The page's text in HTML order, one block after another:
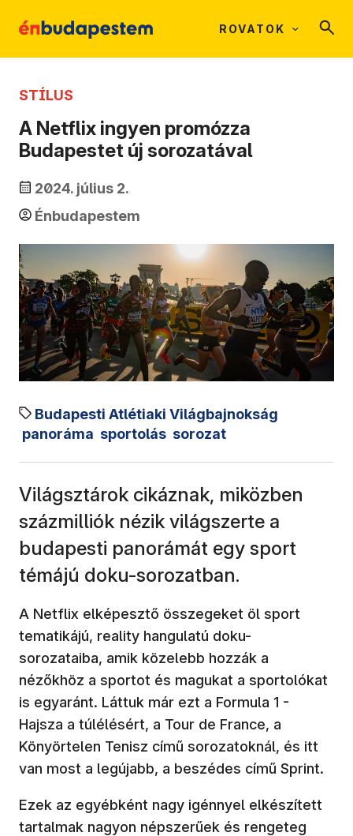
ROVATOK
STÍLUS
A Netflix ingyen promózza
Budapestet új sorozatával
2024. július 2.
Énbudapestem
Budapesti Atlétiaki Világbajnokság
panoráma sportolás sorozat
Világsztárok cikáznak, miközben
százmilliók nézik világszerte a
budapesti panorámát egy sport
témájú doku-sorozatban.
A Netflix elképesztő összegeket öl sport
tematikájú, reality hangulatú doku-
sorozataiba, amik közelebb hozzák a
nézőkhöz a sportot és magukat a sportolókat
is egyaránt. Láttuk már ezt a Formula 1 -
Hajsza a túlélésért, a Tour de France, a
Könyörtelen Tenisz című sorozatoknál, és itt
van most a legújabb, a beszédes című Sprint.
Ezek az egyébként nagy igénnyel elkészített
tartalmak nagyon népszerűek és rengeteg